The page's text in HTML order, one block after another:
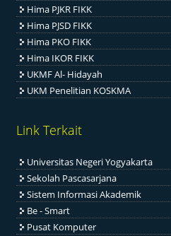
Hima PJKR FIKK
Hima PJSD FIKK
Hima PKO FIKK
Hima IKOR FIKK
UKMF Al- Hidayah
UKM Penelitian KOSKMA
Link Terkait
Universitas Negeri Yogyakarta
Sekolah Pascasarjana
Sistem Informasi Akademik
Be - Smart
Pusat Komputer